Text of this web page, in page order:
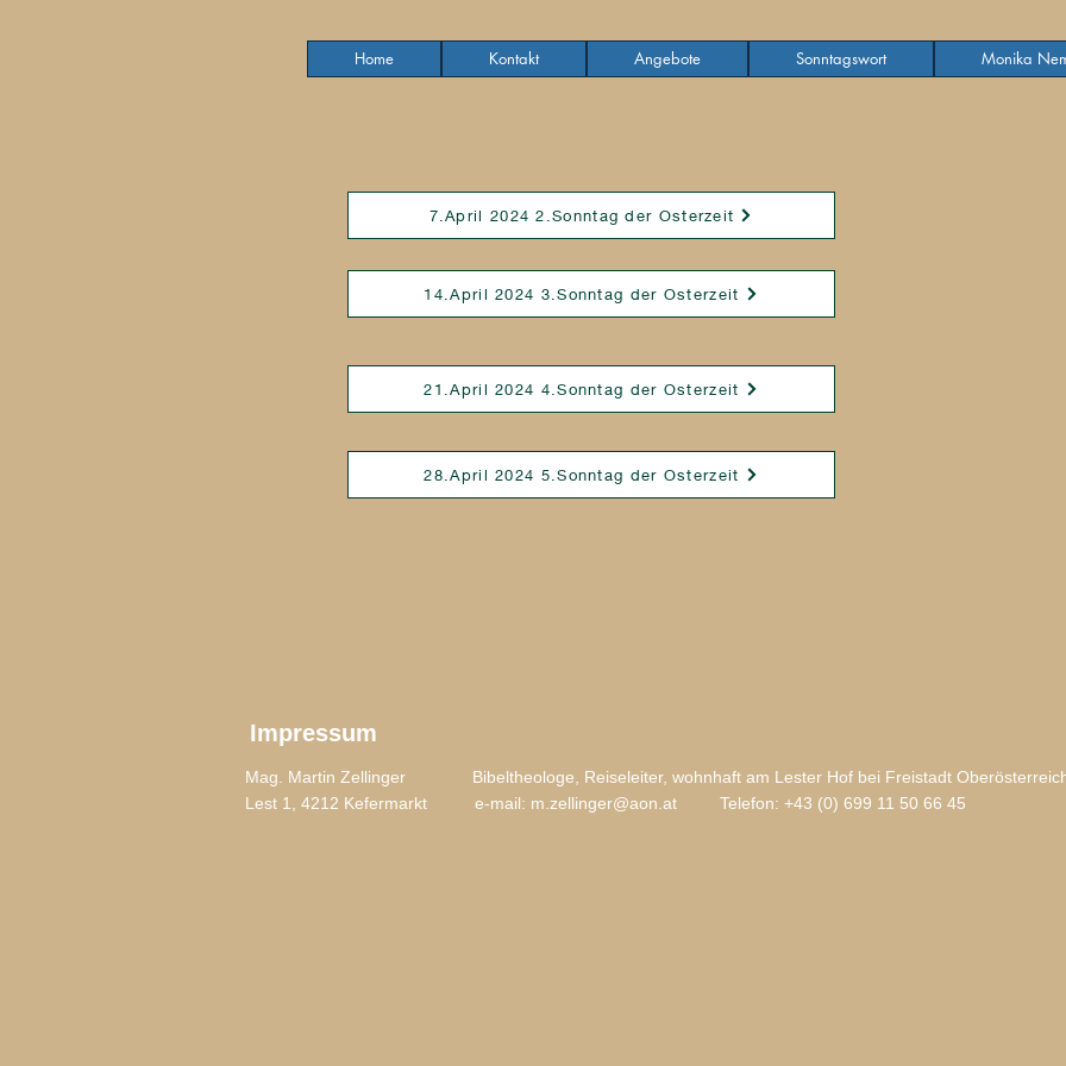
Home Kontakt Angebote Sonntagswort Monika
7.April 2024 2.Sonntag der Osterzeit
14.April 2024 3.Sonntag der Osterzeit
21.April 2024 4.Sonntag der Osterzeit
28.April 2024 5.Sonntag der Osterzeit
Impressum
Mag. Martin Zellinger
Bibeltheologe, Reiseleiter, wohnhaft am Lester Hof bei Freistadt
Lest 1, 4212 Kefermarkt e-mail: m.zellinger@aon.at Telefon: +43 (0) 699 11 50 66 45